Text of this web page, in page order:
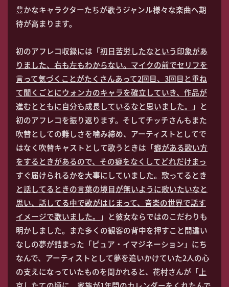
豊かなキャラクターたちが歌うジャンル様々な楽曲へ期
待が高まります。
初のアフレコ収録には「初日苦労したなという印象があ
りました、右も左もわからない。マイクの前でセリフを
言って気づくことがたくさんあって2回目、3回目と重ね
て聞くごとにウォンカのキャラを確立していき、作品が
進むとともに自分も成長しているなと思いました。
」と
初のアフレコを振り返ります。そしてチッチさんもまた
吹替としての難しさを噛み締め、アーティストとしてで
はなく吹替キャストとして歌うときは「癖がある歌い方
をするときがあるので、その癖をなくしてどれだけまっ
すぐ届けられるかを大事にしていました。歌ってるとき
と話してるときの言葉の境目が無いように歌いたいなと
思い、話してる中で歌がはじまって、音楽の世界で話す
イメージで歌いました。
」と彼女ならではのこだわりも
明かしました。また多くの観客の背中を押すこと間違い
なしの夢が詰まった「ピュア・イマジネーション」にち
なんで、アーティストとして夢を追いかけていた2人の心
の支えになっていたものを聞かれると、花村さんが「 上